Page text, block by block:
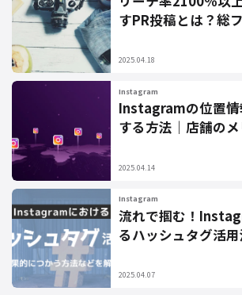
すPR投稿とは？総
2025.04.18
Instagram
Instagramの位置情
する方法｜店舗の
2025.04.14
Instagram
流れで掴む！
るハッシュタグ活
2025.04.07